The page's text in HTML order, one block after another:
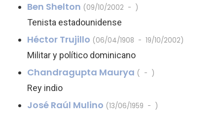
Ben Shelton (09/10/2002 - )
Tenista estadounidense
Héctor Trujillo (06/04/1908 - 19/10/2002)
Militar y político dominicano
Chandragupta Maurya ( - )
Rey indio
José Raúl Mulino (13/06/1959 - )